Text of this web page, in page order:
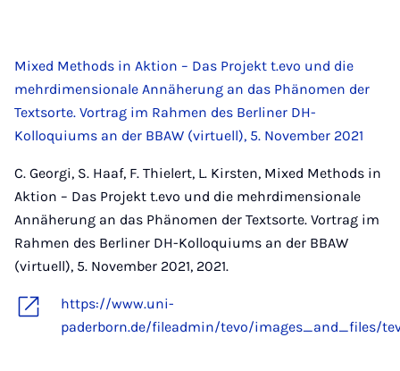
Mixed Methods in Aktion – Das Projekt t.evo und die
mehrdimensionale Annäherung an das Phänomen der
Textsorte. Vortrag im Rahmen des Berliner DH-
Kolloquiums an der BBAW (virtuell), 5. November 2021
C. Georgi, S. Haaf, F. Thielert, L. Kirsten, Mixed Methods in
Aktion – Das Projekt t.evo und die mehrdimensionale
Annäherung an das Phänomen der Textsorte. Vortrag im
Rahmen des Berliner DH-Kolloquiums an der BBAW
(virtuell), 5. November 2021, 2021.
https://www.uni-
paderborn.de/fileadmin/tevo/images_and_files/